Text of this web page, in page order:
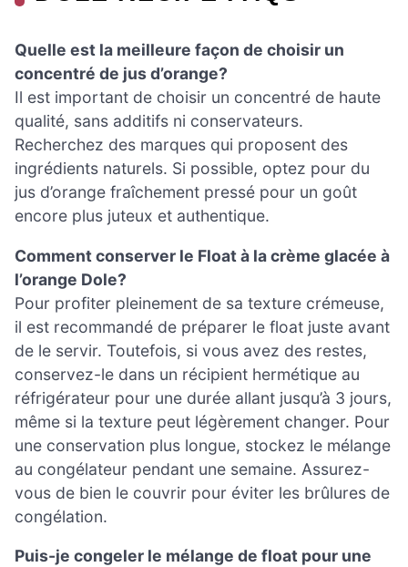
Quelle est la meilleure façon de choisir un
concentré de jus d’orange?
Il est important de choisir un concentré de haute
qualité, sans additifs ni conservateurs.
Recherchez des marques qui proposent des
ingrédients naturels. Si possible, optez pour du
jus d’orange fraîchement pressé pour un goût
encore plus juteux et authentique.
Comment conserver le Float à la crème glacée à
l’orange Dole?
Pour profiter pleinement de sa texture crémeuse,
il est recommandé de préparer le float juste avant
de le servir. Toutefois, si vous avez des restes,
conservez-le dans un récipient hermétique au
réfrigérateur pour une durée allant jusqu’à 3 jours,
même si la texture peut légèrement changer. Pour
une conservation plus longue, stockez le mélange
au congélateur pendant une semaine. Assurez-
vous de bien le couvrir pour éviter les brûlures de
congélation.
Puis-je congeler le mélange de float pour une